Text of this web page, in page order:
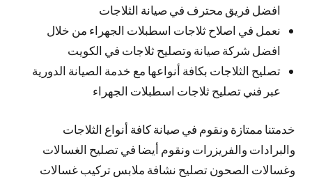
افضل فريق محترف في صيانة الثلاجات
نعمل في اصلاح ثلاجات اسطبلات الجهراء من خلال
افضل شركة صيانة وتصليح ثلاجات في الكويت
تصليح الثلاجات بكافة أنواعها مع خدمة الصيانة الدورية
عبر فني تصليح ثلاجات اسطبلات الجهراء
خدمتنا ممتازة ونقوم في صيانة كافة أنواع الثلاجات
والبرادات والفريزرات ونقوم أيضا في تصليح الغسالات
وغسالات الصحون تصليح نشافة ملابس تركيب غسالات